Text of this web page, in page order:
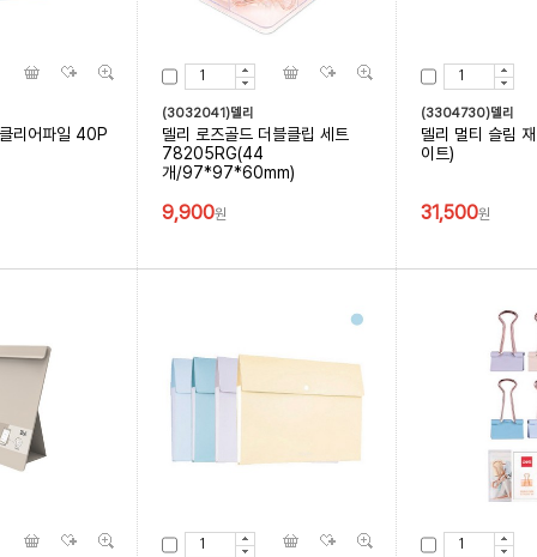
리어파일 40P
(3032041)델리
델리 로즈골드 더블클립 세트
78205RG(44
개/97*97*60mm)
9,900원
(3304730)델리
델리 멀티 슬림
이트)
31,500원